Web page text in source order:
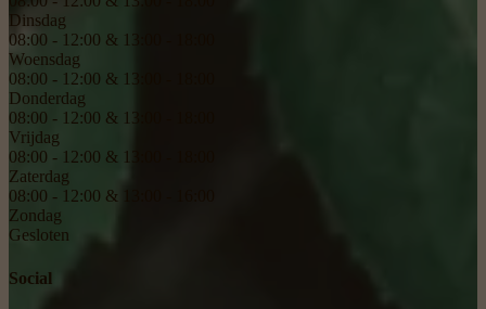
Dinsdag
08:00 - 12:00 & 13:00 - 18:00
Woensdag
08:00 - 12:00 & 13:00 - 18:00
Donderdag
08:00 - 12:00 & 13:00 - 18:00
Vrijdag
08:00 - 12:00 & 13:00 - 18:00
Zaterdag
08:00 - 12:00 & 13:00 - 16:00
Zondag
Gesloten
Social